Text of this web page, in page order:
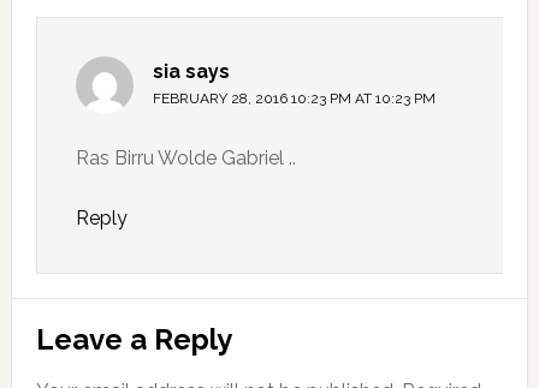
sia says
FEBRUARY 28, 2016 10:23 PM AT 10:23 PM
Ras Birru Wolde Gabriel ..
Reply
Leave a Reply